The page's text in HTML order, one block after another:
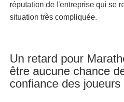
réputation de l'entreprise qui se
situation très compliquée.
Un retard pour
être aucune chance
confiance des joueurs